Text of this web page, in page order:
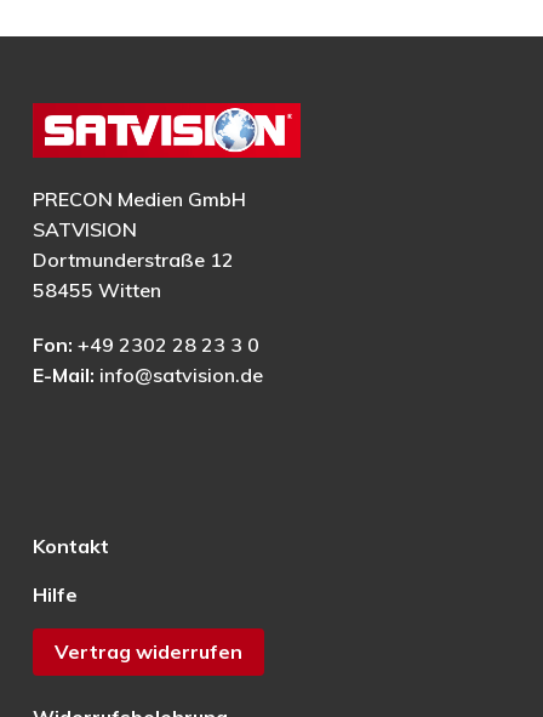
PRECON Medien GmbH
SATVISION
Dortmunderstraße 12
58455 Witten
Fon: +49 2302 28 23 3 0
E-Mail: info@satvision.de
Kontakt
Hilfe
Vertrag widerrufen